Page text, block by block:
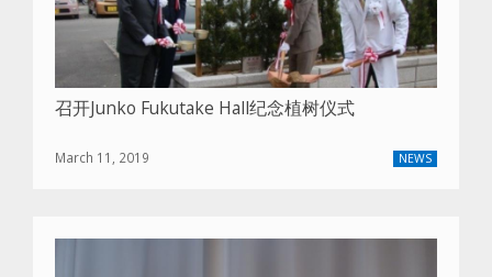
召开Junko Fukutake Hall纪念植树仪式
NEWS
March 11, 2019